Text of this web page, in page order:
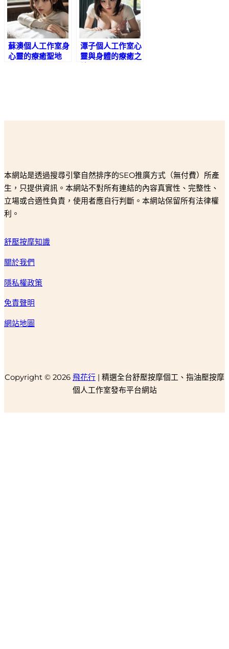
蘇澳個人工作室身
心靈的療癒聖地
潭子個人工作室心
靈與身體的療癒之
本網站是透過搜尋引擎自然排序的SEO推廣方式（無付費）所產
生，只提供資訊。本網站不對所有連結的內容真實性、完整性、
立場或合適性負責，使用者應自行判斷。本網站保留所有法律權
利。
舒壓按摩知識
關於我們
隱私權政策
免責聲明
網站地圖
Copyright © 2026 飛花行 | 精選全台舒壓按摩個工、指油壓按摩
個人工作室發布平台網站